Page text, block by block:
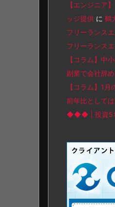
【エンジニア
ッジ提供 に 鶴
フリーランス
フリーランス
【コラム】中
副業で会社辞
【コラム】1
前年比として
◆◆◆ | 投資5